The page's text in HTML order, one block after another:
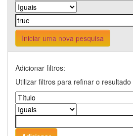
Iniciar uma nova pesquisa
Adicionar filtros:
Utilizar filtros para refinar o